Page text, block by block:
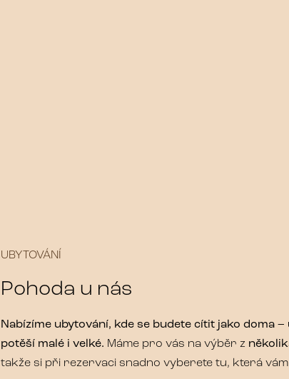
UBYTOVÁNÍ
Pohoda u nás
Nabízíme ubytování, kde se budete cítit jako doma
potěší malé i velké. Máme pro vás na výběr z
takže si při rezervaci snadno vyberete tu, která